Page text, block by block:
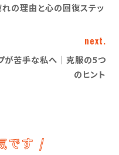
の理由と心の回復ステッ
next.
が苦手な私へ｜克服の5つ
のヒント